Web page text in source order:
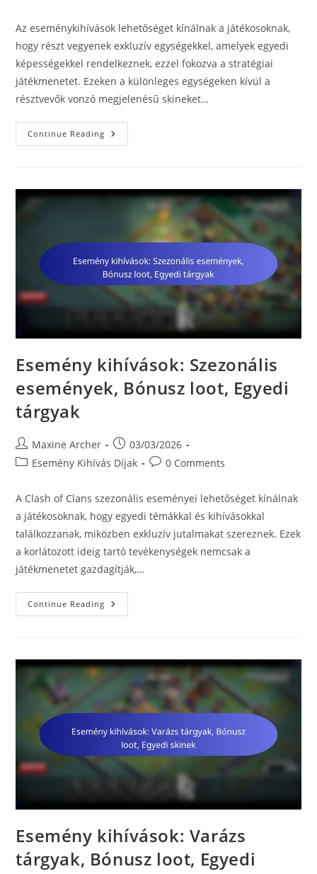
Az eseménykihívások lehetőséget kínálnak a játékosoknak,
hogy részt vegyenek exkluzív egységekkel, amelyek egyedi
képességekkel rendelkeznek, ezzel fokozva a stratégiai
játékmenetet. Ezeken a különleges egységeken kívül a
résztvevők vonzó megjelenésű skineket…
Continue Reading Esemény
Kihívások:
Bónusz
Erőforrások
Esemény kihívások: Szezonális
események, Bónusz loot, Egyedi
tárgyak
Post
author:
Maxine Archer
Post
published:
03/03/2026
PostEsemény Kihívás Díjak
Post0 Comments
A Clash of Clans szezonális eseményei lehetőséget kínálnak
a játékosoknak, hogy egyedi témákkal és kihívásokkal
találkozzanak, miközben exkluzív jutalmakat szereznek. Ezek
a korlátozott ideig tartó tevékenységek nemcsak a
játékmenetet gazdagítják,…
Continue Reading Esemény
Kihívások:
Egyedi
Tárgyak
Esemény kihívások: Varázs
tárgyak, Bónusz loot, Egyedi